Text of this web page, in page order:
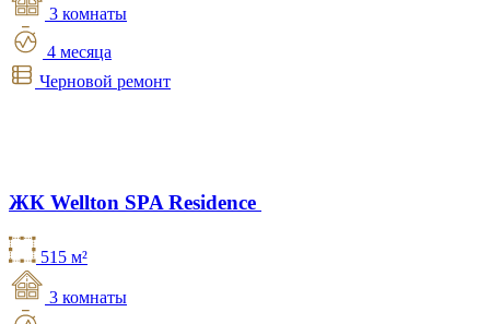
3 комнаты
4 месяца
Черновой ремонт
ЖК Wellton SPA Residence
515 м²
3 комнаты